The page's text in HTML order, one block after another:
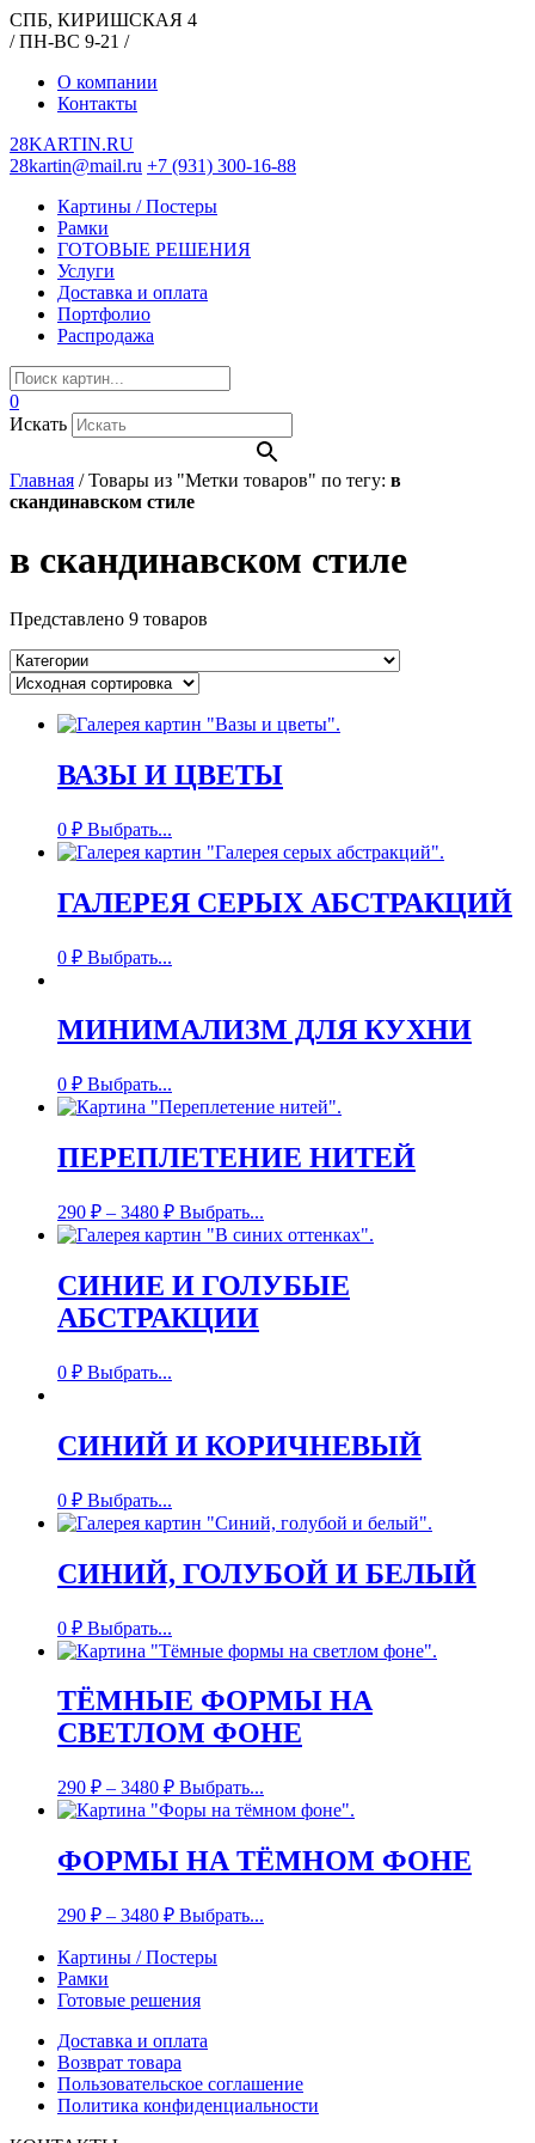
СПБ, КИРИШСКАЯ 4
/ ПН-ВС 9-21 /
О компании
Контакты
28KARTIN.RU
28kartin@mail.ru +7 (931) 300-16-88
Картины / Постеры
Рамки
ГОТОВЫЕ РЕШЕНИЯ
Услуги
Доставка и оплата
Портфолио
Распродажа
0
Искать
Главная /Товары из "Метки товаров" по тегу: в
скандинавском стиле
в скандинавском стиле
Представлено 9 товаров
ВАЗЫ И ЦВЕТЫ
0 ₽ Выбрать...
ГАЛЕРЕЯ СЕРЫХ АБСТРАКЦИЙ
0 ₽ Выбрать...
МИНИМАЛИЗМ ДЛЯ КУХНИ
0 ₽ Выбрать...
ПЕРЕПЛЕТЕНИЕ НИТЕЙ
290 ₽ – 3480 ₽ Выбрать...
СИНИЕ И ГОЛУБЫЕ
АБСТРАКЦИИ
0 ₽ Выбрать...
СИНИЙ И КОРИЧНЕВЫЙ
0 ₽ Выбрать...
СИНИЙ, ГОЛУБОЙ И БЕЛЫЙ
0 ₽ Выбрать...
ТЁМНЫЕ ФОРМЫ НА
СВЕТЛОМ ФОНЕ
290 ₽ – 3480 ₽ Выбрать...
ФОРМЫ НА ТЁМНОМ ФОНЕ
290 ₽ – 3480 ₽ Выбрать...
Картины / Постеры
Рамки
Готовые решения
Доставка и оплата
Возврат товара
Пользовательское соглашение
Политика конфиденциальности